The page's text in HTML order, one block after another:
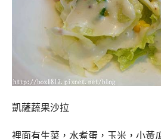
凱薩蔬果沙拉
裡面有生菜，水煮蛋，玉米，小黃